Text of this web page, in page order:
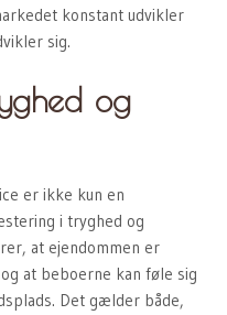
konstant udvikler
sig.
og
er ikke kun en
i tryghed og
at ejendommen er
at beboerne kan føle sig
Det gælder både,